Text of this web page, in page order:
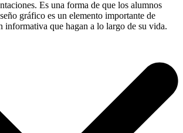
Es una forma de que los alumnos
gráfico es un elemento importante de
informativa que hagan a lo largo de su vida.